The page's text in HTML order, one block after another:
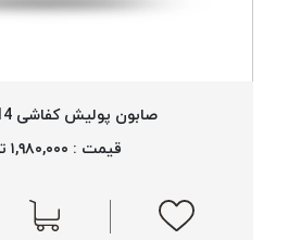
صابون پولیش کفاشی 3514 ROTA
قیمت : ۱,۹۸۰,۰۰۰ تومان